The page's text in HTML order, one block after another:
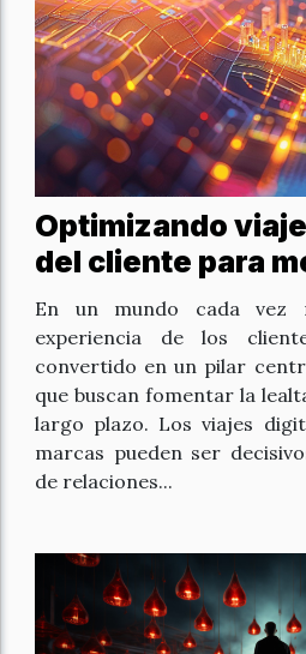
Optimizando
del cliente para
fidelización
En un mundo cada vez
experiencia de los
convertido en un pilar
que buscan fomentar la
largo plazo. Los viajes
marcas pueden ser
de relaciones...